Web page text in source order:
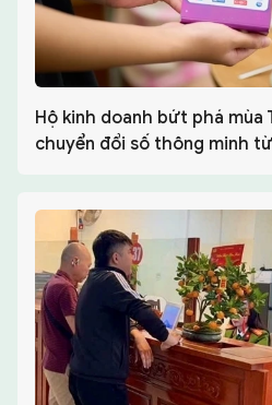
Hộ kinh doanh bứt phá mùa
chuyển đổi số thông minh từ